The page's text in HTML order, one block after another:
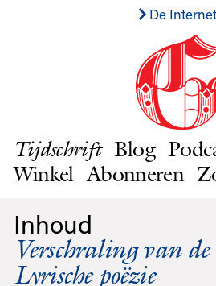
De
Tijdschrift Blog
Winkel Abonneren
Inhoud
Verschraling van
Lyrische poëzie